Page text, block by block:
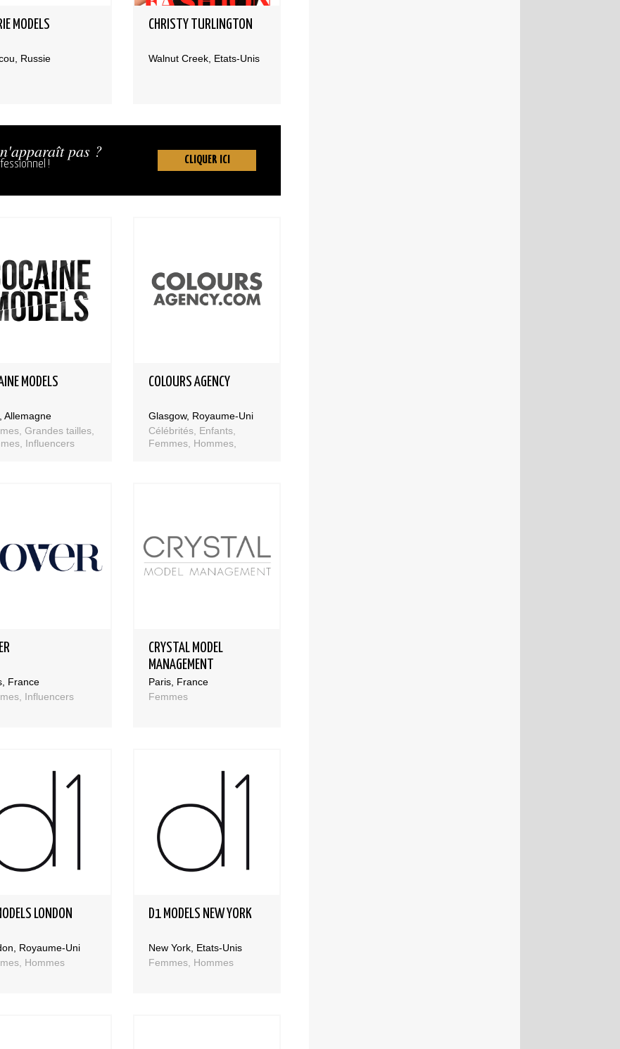
MODELS
Russie
CHRISTY TURLINGTON
Walnut Creek, Etats-Unis
pas ?
! CLIQUER ICI
MODELS
Allemagne
Grandes tailles,
Influencers
COLOURS AGENCY
Glasgow, Royaume-Uni
Célébrités, Enfants,
Femmes, Hommes,
France
Influencers
CRYSTAL MODEL
MANAGEMENT
Paris, France
Femmes
LONDON
Royaume-Uni
Hommes
D1 MODELS NEW YORK
New York, Etats-Unis
Femmes, Hommes